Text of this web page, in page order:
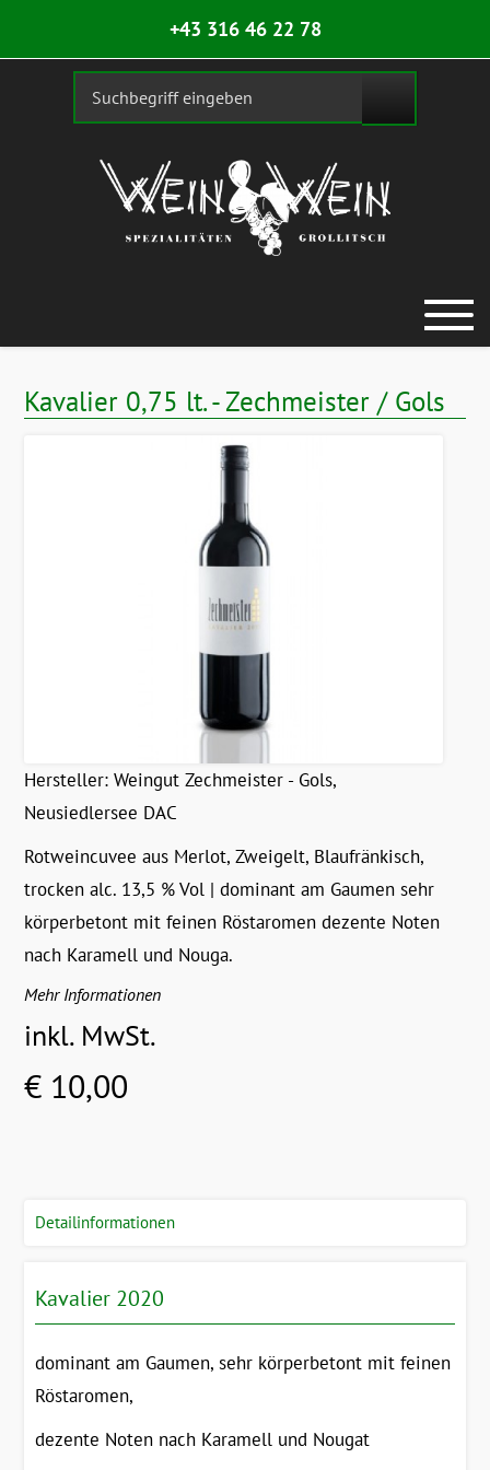
+43 316 46 22 78
Kavalier 0,75 lt. - Zechmeister / Gols
Hersteller:Weingut Zechmeister - Gols,
Neusiedlersee DAC
Rotweincuvee aus Merlot, Zweigelt, Blaufränkisch,
trocken alc. 13,5 % Vol | dominant am Gaumen sehr
körperbetont mit feinen Röstaromen dezente Noten
nach Karamell und Nouga.
Mehr Informationen
inkl. MwSt.
€ 10,00
Detailinformationen
Kavalier 2020
dominant am Gaumen, sehr körperbetont mit feinen
Röstaromen,
dezente Noten nach Karamell und Nougat